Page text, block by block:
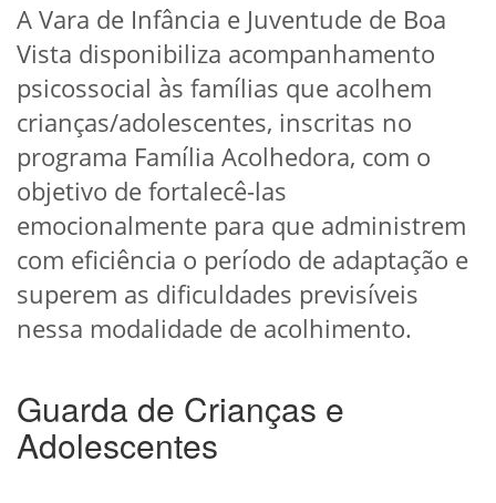
A Vara de Infância e Juventude de Boa
Vista disponibiliza acompanhamento
psicossocial às famílias que acolhem
crianças/adolescentes, inscritas no
programa Família Acolhedora, com o
objetivo de fortalecê-las
emocionalmente para que administrem
com eficiência o período de adaptação e
superem as dificuldades previsíveis
nessa modalidade de acolhimento.
Guarda de Crianças e
Adolescentes